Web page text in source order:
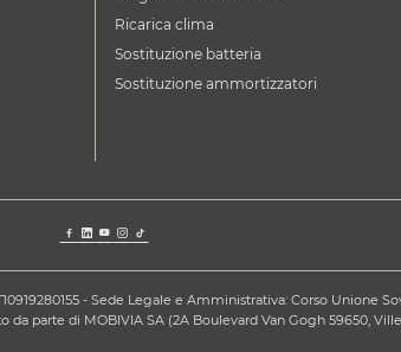
Ricarica clima
Sostituzione batteria
Sostituzione ammortizzatori
- Sede Legale e Amministrativa: Corso Unione
parte di MOBIVIA SA (2A Boulevard Van Gogh 59650,